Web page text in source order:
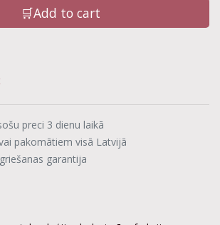
🛒Add to cart
preci 3 dienu laikā
pakomātiem visā Latvijā
garantija